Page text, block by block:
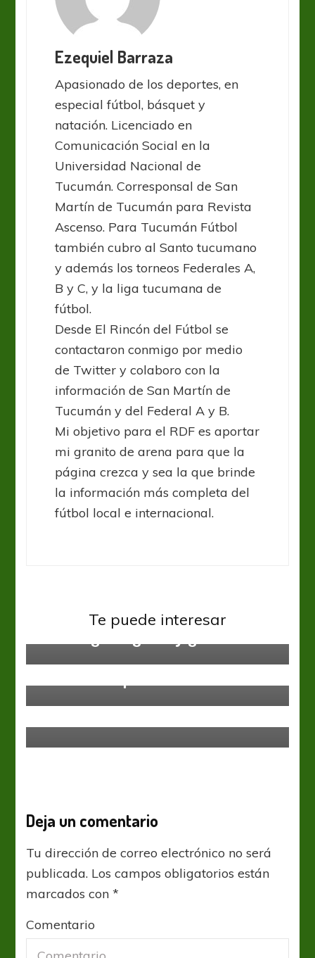
Ezequiel Barraza
Apasionado de los deportes, en
especial fútbol, básquet y
natación. Licenciado en
Comunicación Social en la
Universidad Nacional de
Tucumán. Corresponsal de San
Martín de Tucumán para Revista
Ascenso. Para Tucumán Fútbol
también cubro al Santo tucumano
y además los torneos Federales A,
B y C, y la liga tucumana de
fútbol.
Desde El Rincón del Fútbol se
contactaron conmigo por medio
de Twitter y colaboro con la
información de San Martín de
Tucumán y del Federal A y B.
Mi objetivo para el RDF es aportar
mi granito de arena para que la
página crezca y sea la que brinde
la información más completa del
fútbol local e internacional.
Te puede interesar
Deja un comentario
Tu dirección de correo electrónico no será
publicada. Los campos obligatorios están
marcados con*
Comentario